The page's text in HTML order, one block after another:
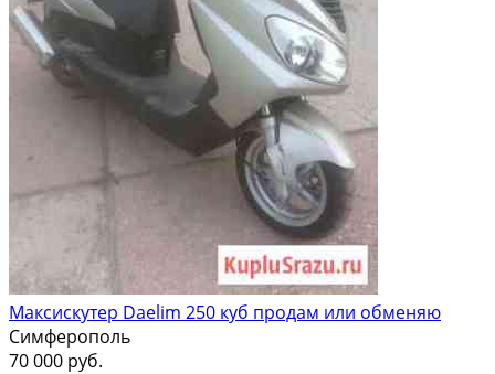
Максискутер Daelim 250 куб продам или обменяю
Симферополь
70 000 руб.